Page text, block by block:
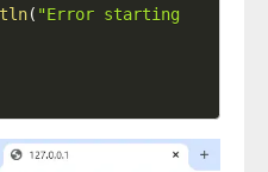
( "Error starting